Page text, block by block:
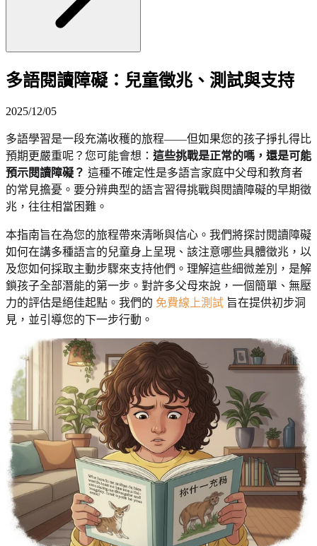
多語閱讀障礙：兒童徵兆、測試與支持
2025/12/05
多語學習是一段充滿收穫的旅程——但如果您的孩子掙扎得比
預期更嚴重呢？您可能會想： 這些挑戰是正常的嗎，還是可能
預示閱讀障礙？ 這種不確定性是多語言家庭中父母和教育者
的常見擔憂。要分辨典型的語言習得挑戰與閱讀障礙的早期徵
兆，往往相當困難。
本指南旨在為您的旅程帶來清晰與信心。我們將探討閱讀障礙
如何在講多種語言的兒童身上呈現、該注意哪些具體徵兆，以
及您如何採取主動步驟來支持他們。理解這些細微差別，是解
鎖孩子全部潛能的第一步。對許多父母來說，一個簡單、無壓
力的評估是絕佳起點。我們的 免費線上測試 旨在提供初步洞
見，並引導您的下一步行動。